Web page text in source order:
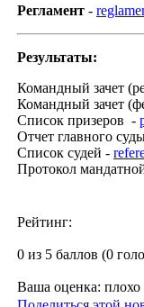
Регламент -
Результаты:
Командный зачет
Командный зачет
Список призеров -
Отчет главного
Список судей -
Протокол
Рейтинг:
0 из 5 баллов (0
Ваша оценка: плохо